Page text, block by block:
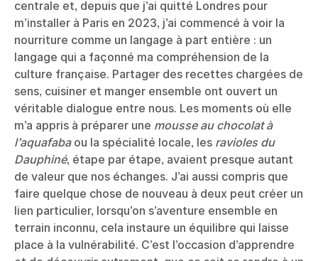
centrale et, depuis que j’ai quitté Londres pour
m’installer à Paris en 2023, j’ai commencé à voir la
nourriture comme un langage à part entière : un
langage qui a façonné ma compréhension de la
culture française. Partager des recettes chargées de
sens, cuisiner et manger ensemble ont ouvert un
véritable dialogue entre nous. Les moments où elle
m’a appris à préparer une mousse au chocolat à
l’aquafabaou la spécialité locale, les ravioles du
Dauphiné, étape par étape, avaient presque autant
de valeur que nos échanges. J’ai aussi compris que
faire quelque chose de nouveau à deux peut créer un
lien particulier, lorsqu’on s’aventure ensemble en
terrain inconnu, cela instaure un équilibre qui laisse
place à la vulnérabilité. C’est l’occasion d’apprendre